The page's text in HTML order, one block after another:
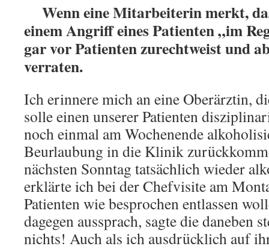
Wenn eine Mitarbeiterin merkt,
einem Angriff eines Patienten „im
gar vor Patienten zurechtweist und
verraten.
Ich erinnere mich an eine Oberärztin,
solle einen unserer Patienten
noch einmal am Wochenende
Beurlaubung in die Klinik
nächsten Sonntag tatsächlich wieder
erklärte ich bei der Chefvisite am
Patienten wie besprochen entlassen
dagegen aussprach, sagte die daneben
nichts! Auch als ich ausdrücklich auf